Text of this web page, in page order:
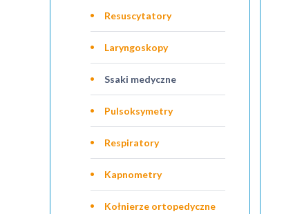
Resuscytatory
Laryngoskopy
Ssaki medyczne
Pulsoksymetry
Respiratory
Kapnometry
Kołnierze ortopedyczne